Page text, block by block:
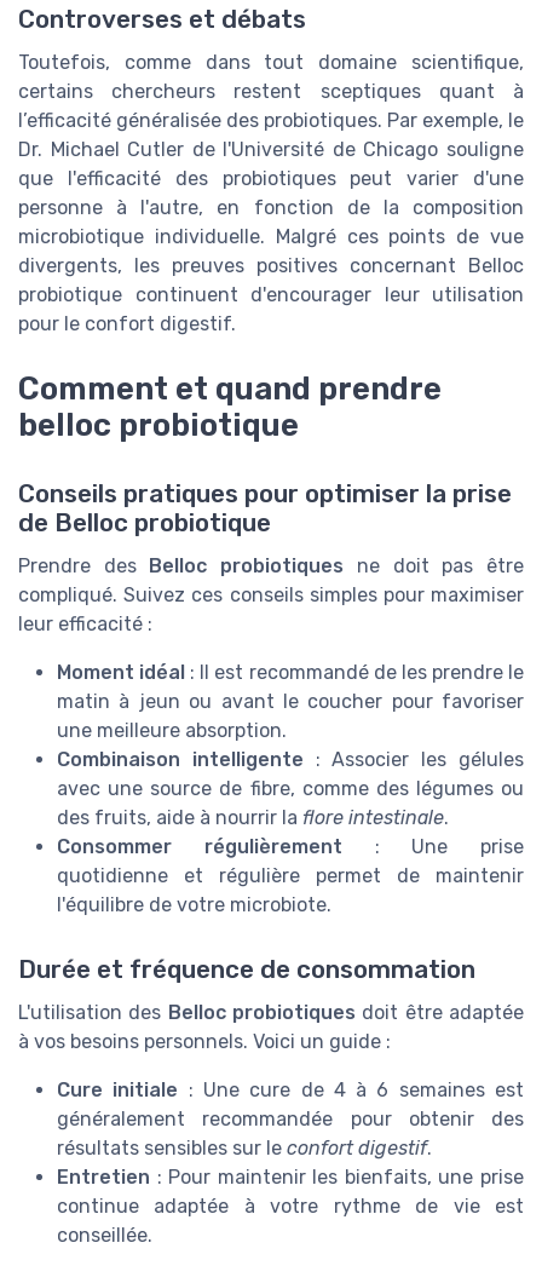
Controverses et débats
Toutefois, comme dans tout domaine scientifique,
certains chercheurs restent sceptiques quant à
l’efficacité généralisée des probiotiques. Par exemple, le
Dr. Michael Cutler de l'Université de Chicago souligne
que l'efficacité des probiotiques peut varier d'une
personne à l'autre, en fonction de la composition
microbiotique individuelle. Malgré ces points de vue
divergents, les preuves positives concernant Belloc
probiotique continuent d'encourager leur utilisation
pour le confort digestif.
Comment et quand prendre
belloc probiotique
Conseils pratiques pour optimiser la prise
de Belloc probiotique
Prendre des Belloc probiotiques ne doit pas être
compliqué. Suivez ces conseils simples pour maximiser
leur efficacité :
Moment idéal : Il est recommandé de les prendre le
matin à jeun ou avant le coucher pour favoriser
une meilleure absorption.
Combinaison intelligente : Associer les gélules
avec une source de fibre, comme des légumes ou
des fruits, aide à nourrir la flore intestinale.
Consommer régulièrement : Une prise
quotidienne et régulière permet de maintenir
l'équilibre de votre microbiote.
Durée et fréquence de consommation
L'utilisation des Belloc probiotiques doit être adaptée
à vos besoins personnels. Voici un guide :
Cure initiale : Une cure de 4 à 6 semaines est
généralement recommandée pour obtenir des
résultats sensibles sur le confort digestif.
Entretien : Pour maintenir les bienfaits, une prise
continue adaptée à votre rythme de vie est
conseillée.